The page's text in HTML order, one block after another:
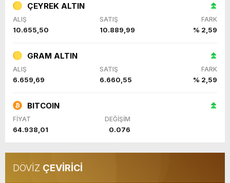
ÇEYREK ALTIN
ALIŞ SATIŞ FARK
10.655,50 10.889,99 % 2,59
GRAM ALTIN
ALIŞ SATIŞ FARK
6.659,69 6.660,55 % 2,59
BITCOIN
FİYAT DEĞİŞİM
64.938,01 0.076
DÖVİZ ÇEVİRİCİ